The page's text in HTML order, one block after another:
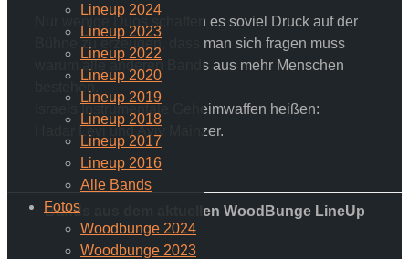
Lineup 2024
Lineup 2023
Lineup 2022
Lineup 2020
Lineup 2019
Lineup 2018
Lineup 2017
Lineup 2016
Alle Bands
Fotos
Woodbunge 2024
Woodbunge 2023
Nur wenige Duos schaffen es soviel Druck auf der
Bühne zu erzeugen, dass man sich fragen muss
warum alle anderen Bands aus mehr Menschen
bestehen.
Israels Instrumentale Geheimwaffen heißen:
Hadar Levi und Aviv Mainzer.
Bands aus dem aktuellen WoodBunge LineUp